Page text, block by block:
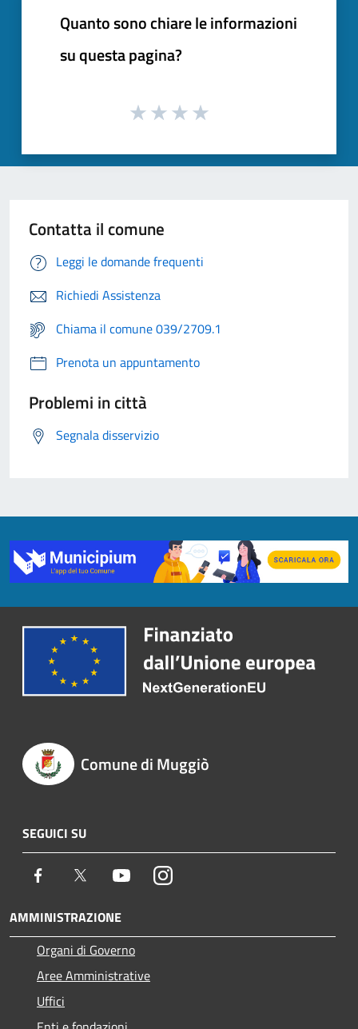
Quanto sono chiare le informazioni
su questa pagina?
Contatta il comune
Leggi le domande frequenti
Richiedi Assistenza
Chiama il comune 039/2709.1
Prenota un appuntamento
Problemi in città
Segnala disservizio
Comune di Muggiò
SEGUICI SU
Facebook Twitter YoutubeInstagram
AMMINISTRAZIONE
Organi di Governo
Aree Amministrative
Uffici